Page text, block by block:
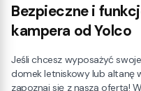
Bezpieczne i
kampera od Yolco
Jeśli chcesz wyposażyć
domek letniskowy lub altanę
zapoznaj się z naszą ofertą!